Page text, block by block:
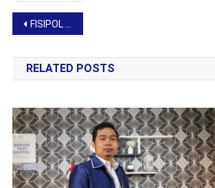
Post
navigation
FISIPOL UMPR Gelar Pendampingan dan Evaluasi Mutu untuk Peningkatan Kualitas Akademik
RELATED POSTS